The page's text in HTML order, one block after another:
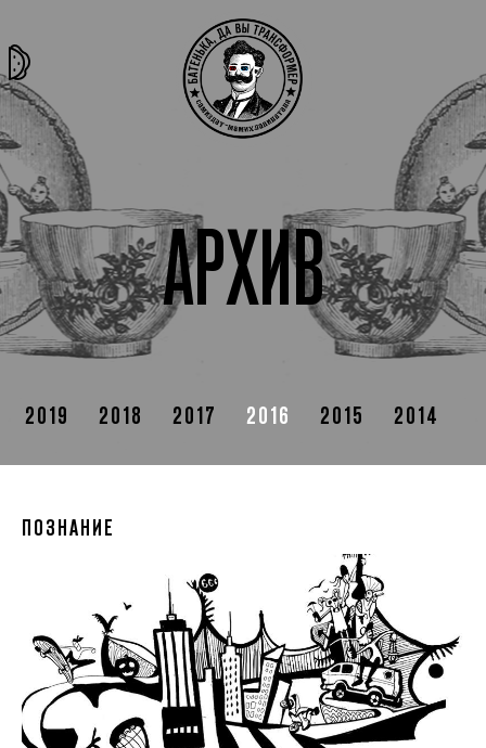
та самая
история
тёмная
материясекты
архив
АРХИВ
2019 2018 2017 2016 2015 2014
ПОЗНАНИЕ